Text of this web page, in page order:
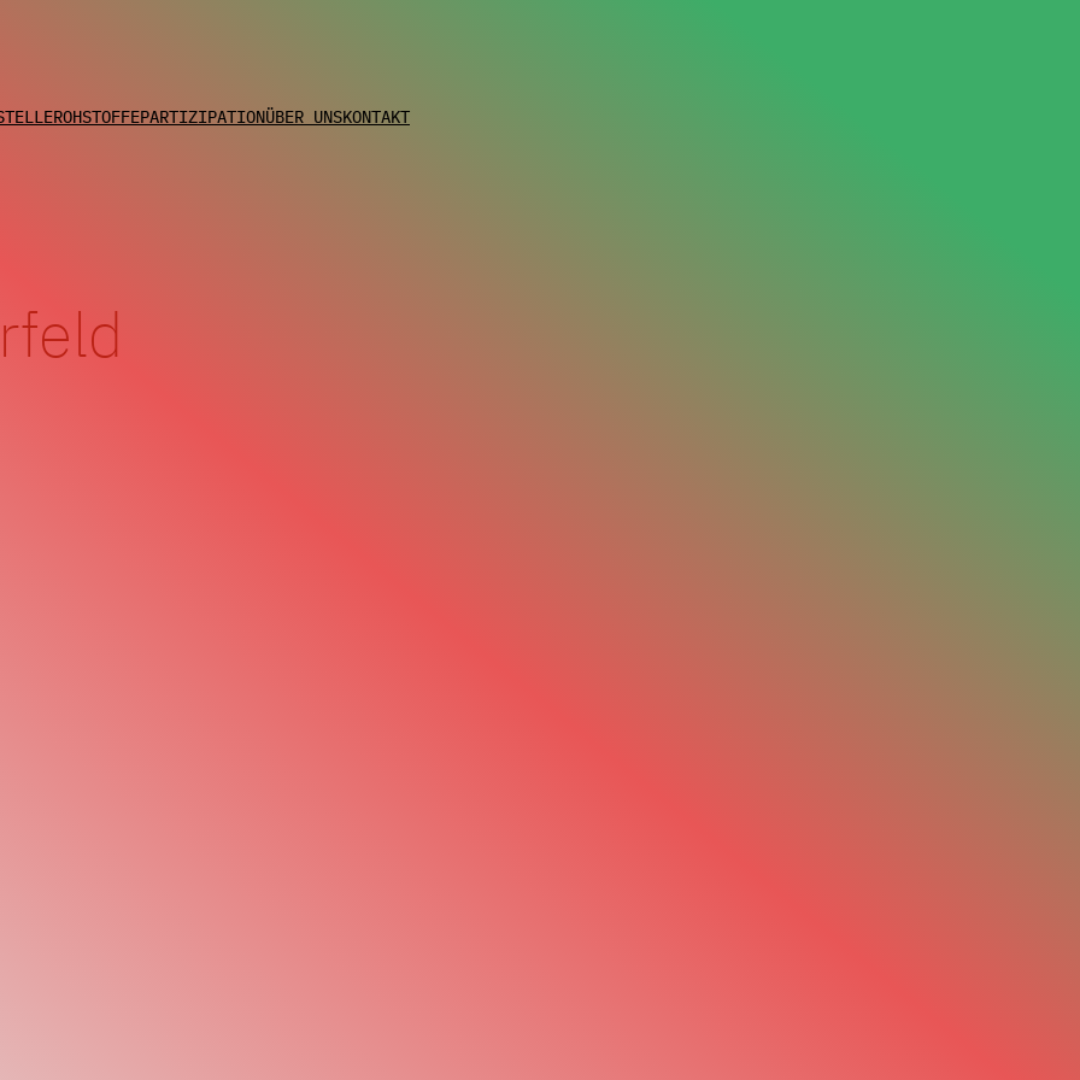
ROHSTOFFEPARTIZIPATIONÜBER UNSKONTAKT